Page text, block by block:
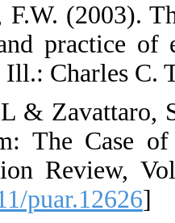
14. English,
the theory and
Springfield, Ill.:
15. Fay, D, L &
Isomorphism:
Administration
[DOI:10.1111/